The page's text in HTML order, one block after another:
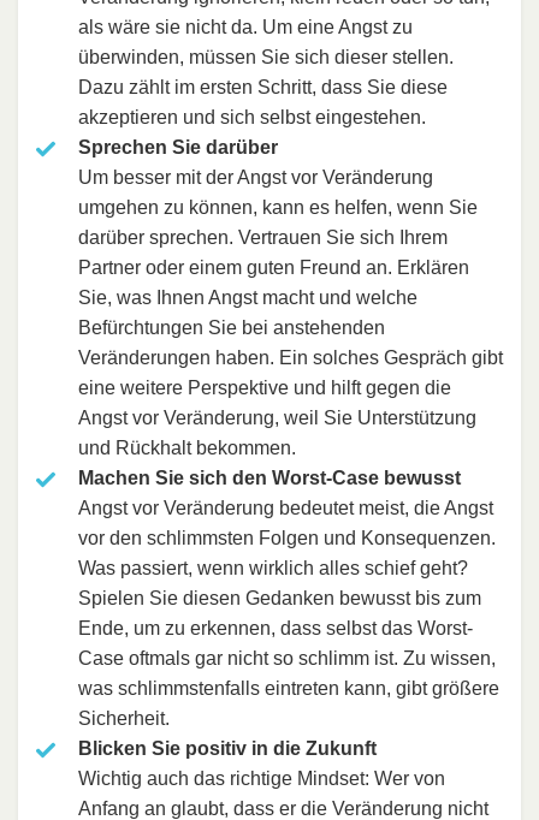
als wäre sie nicht da. Um eine Angst zu
überwinden, müssen Sie sich dieser stellen.
Dazu zählt im ersten Schritt, dass Sie diese
akzeptieren und sich selbst eingestehen.
Sprechen Sie darüber
Um besser mit der Angst vor Veränderung
umgehen zu können, kann es helfen, wenn Sie
darüber sprechen. Vertrauen Sie sich Ihrem
Partner oder einem guten Freund an. Erklären
Sie, was Ihnen Angst macht und welche
Befürchtungen Sie bei anstehenden
Veränderungen haben. Ein solches Gespräch gibt
eine weitere Perspektive und hilft gegen die
Angst vor Veränderung, weil Sie Unterstützung
und Rückhalt bekommen.
Machen Sie sich den Worst-Case bewusst
Angst vor Veränderung bedeutet meist, die Angst
vor den schlimmsten Folgen und Konsequenzen.
Was passiert, wenn wirklich alles schief geht?
Spielen Sie diesen Gedanken bewusst bis zum
Ende, um zu erkennen, dass selbst das Worst-
Case oftmals gar nicht so schlimm ist. Zu wissen,
was schlimmstenfalls eintreten kann, gibt größere
Sicherheit.
Blicken Sie positiv in die Zukunft
Wichtig auch das richtige Mindset: Wer von
Anfang an glaubt, dass er die Veränderung nicht